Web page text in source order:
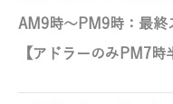
AM9時～PM9時 ：最
【アドラーのみ PM7時